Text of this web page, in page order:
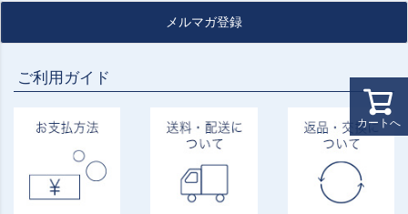
カートへ
メルマガ登録
ご利用ガイド